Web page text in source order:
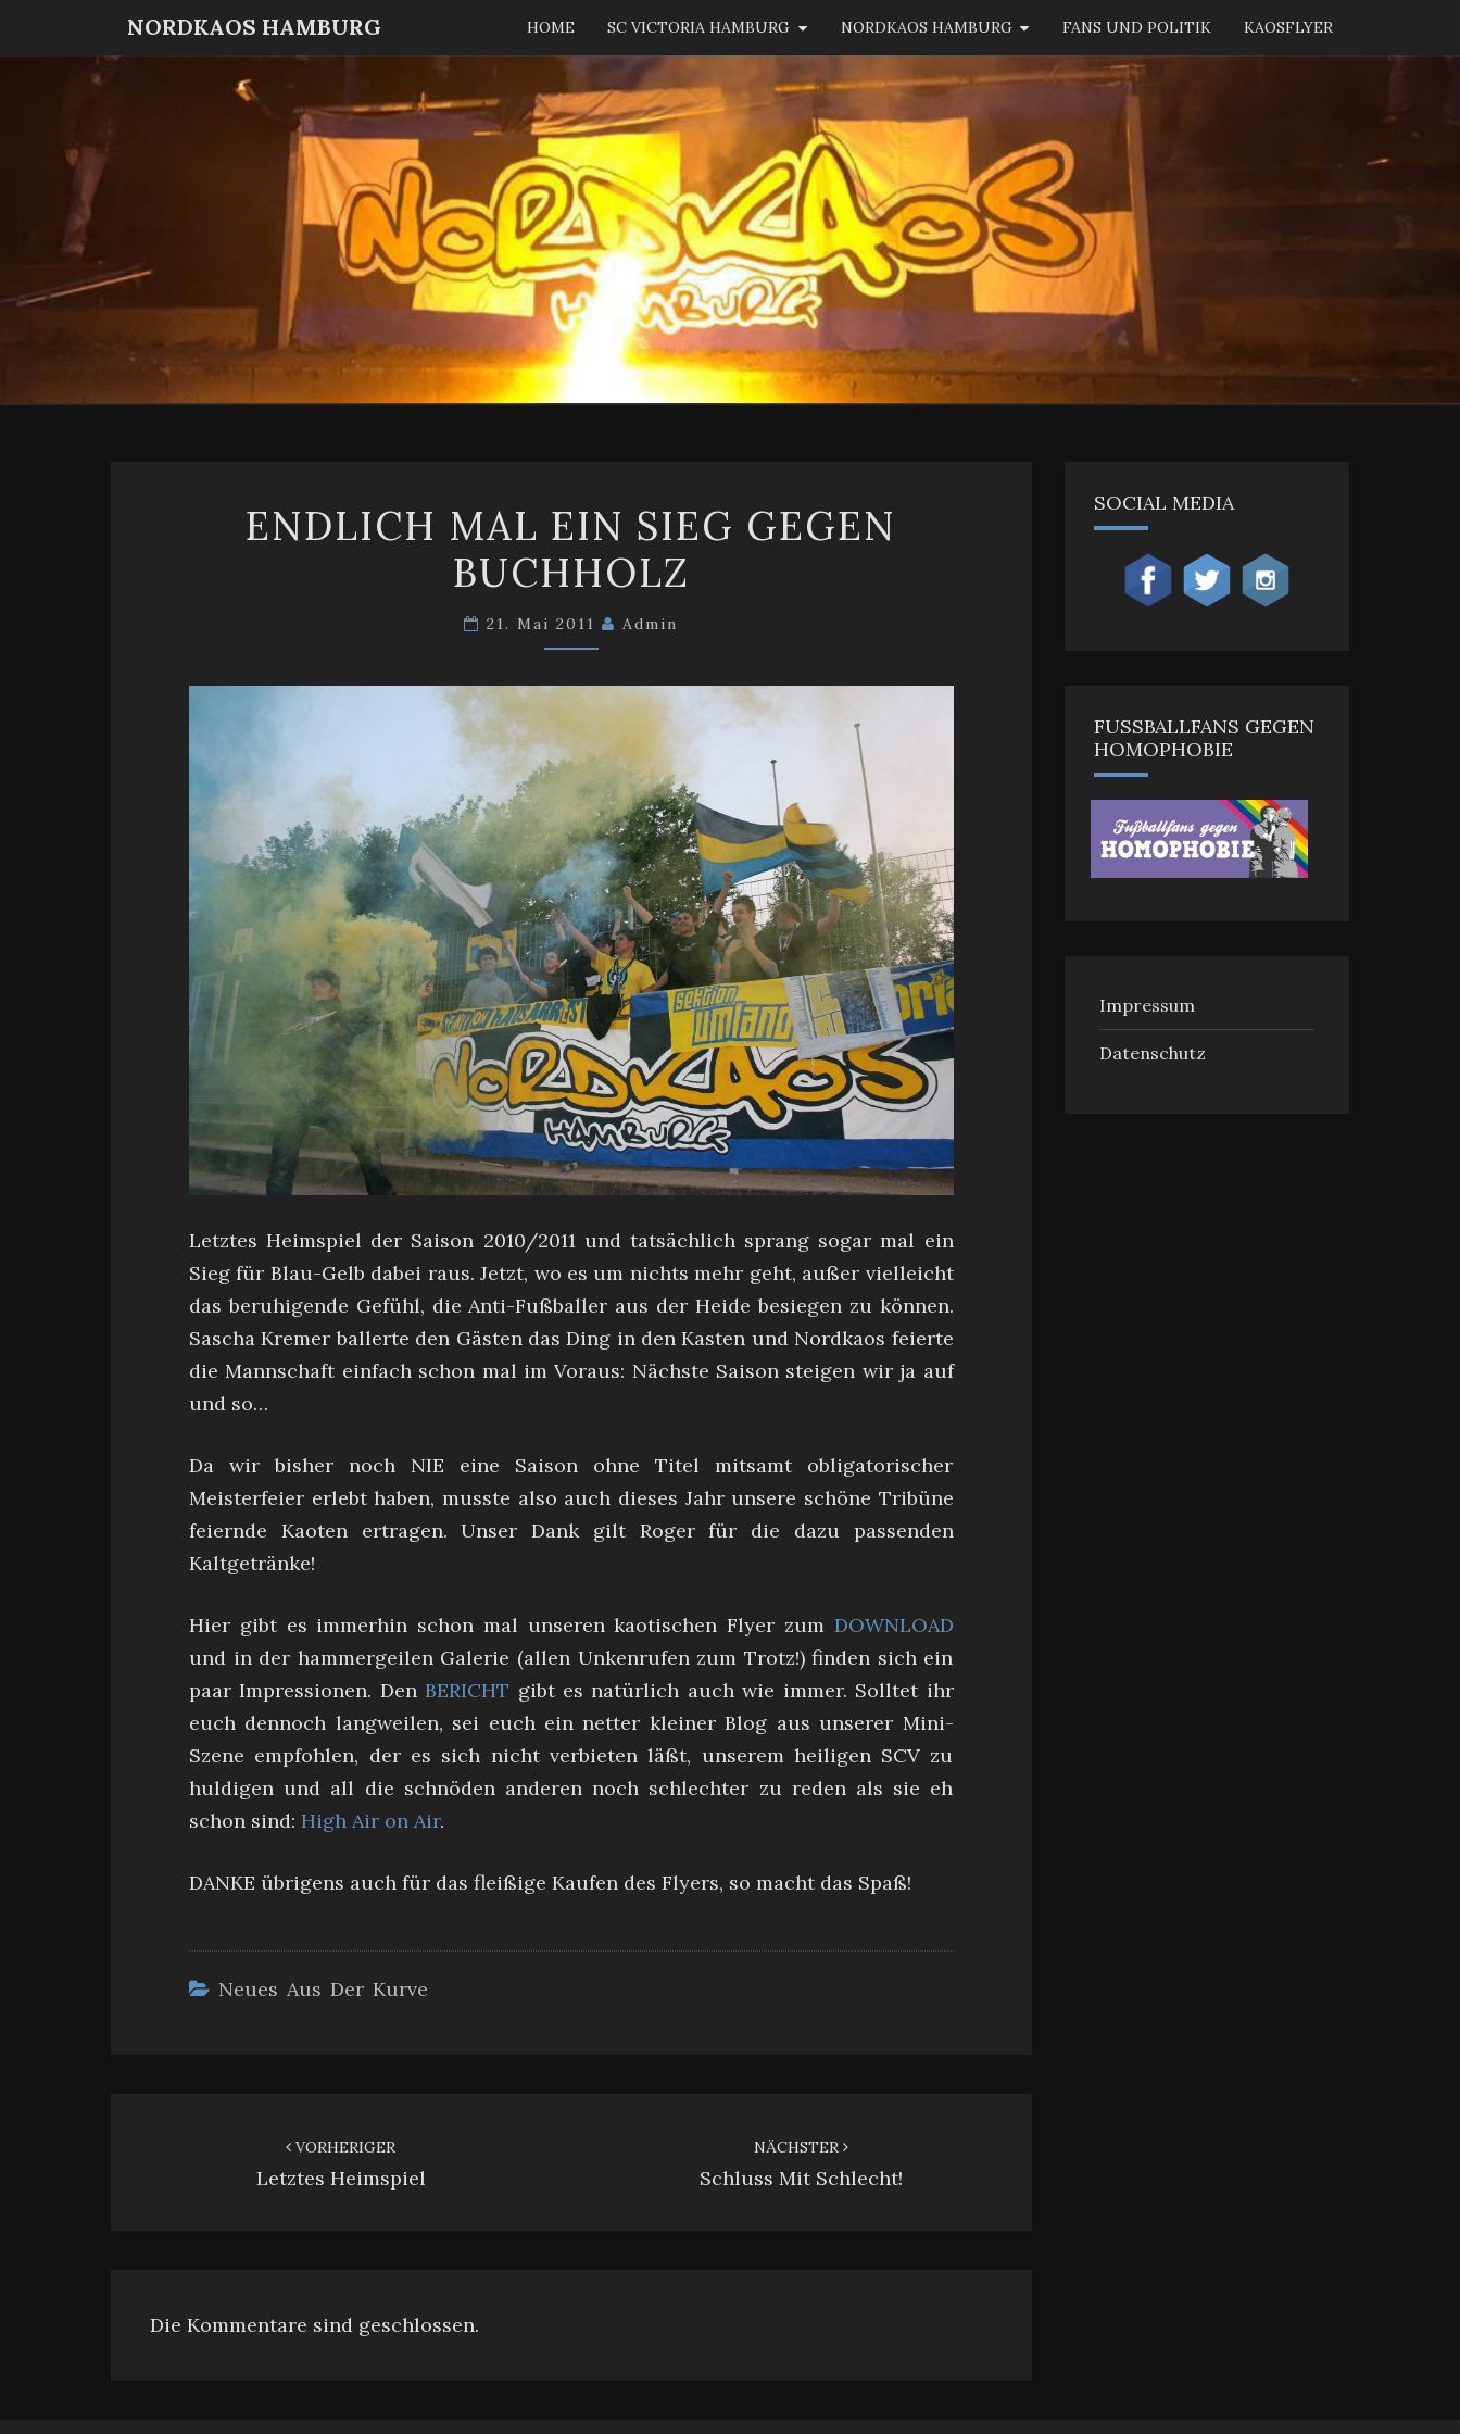
NORDKAOS HAMBURG HOME SC VICTORIA HAMBURG NORDKAOS HAMBURG FANS UND POLITIK KAOSFLYER
NORDKAOS
HAMBURG
Fanszene
SC
Victoria
Hamburg
MAL
EIN
SIEG
GEGEN
ENDLICH MAL EIN SIEG GEGEN
BUCHHOLZ
21. Mai 2011 Admin
Letztes Heimspiel der Saison 2010/2011 und tatsächlich sprang sogar mal ein
Sieg für Blau-Gelb dabei raus. Jetzt, wo es um nichts mehr geht, außer vielleicht
das beruhigende Gefühl, die Anti-Fußballer aus der Heide besiegen zu können.
Sascha Kremer ballerte den Gästen das Ding in den Kasten und Nordkaos feierte
die Mannschaft einfach schon mal im Voraus: Nächste Saison steigen wir ja auf
und so…
Da wir bisher noch NIE eine Saison ohne Titel mitsamt obligatorischer
Meisterfeier erlebt haben, musste also auch dieses Jahr unsere schöne Tribüne
feiernde Kaoten ertragen. Unser Dank gilt Roger für die dazu passenden
Kaltgetränke!
Hier gibt es immerhin schon mal unseren kaotischen Flyer zum DOWNLOAD
und in der hammergeilen Galerie (allen Unkenrufen zum Trotz!) finden sich ein
paar Impressionen. DenBERICHT gibt es natürlich auch wie immer. Solltet ihr
euch dennoch langweilen, sei euch ein netter kleiner Blog aus unserer Mini-
Szene empfohlen, der es sich nicht verbieten läßt, unserem heiligen SCV zu
huldigen und all die schnöden anderen noch schlechter zu reden als sie eh
schon sind: High Air on Air.
DANKE übrigens auch für das fleißige Kaufen des Flyers, so macht das Spaß!
Neues Aus Der Kurve
VORHERIGER
Letztes Heimspiel
NÄCHSTER
Schluss Mit Schlecht!
Die Kommentare sind geschlossen.
SOCIAL MEDIA
FUSSBALLFANS GEGEN H
OMOPHOBIE
Impressum
Datenschutz